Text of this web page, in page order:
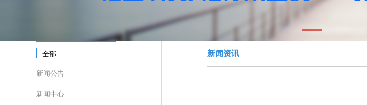
全部
新闻公告
新闻中心
新闻资讯